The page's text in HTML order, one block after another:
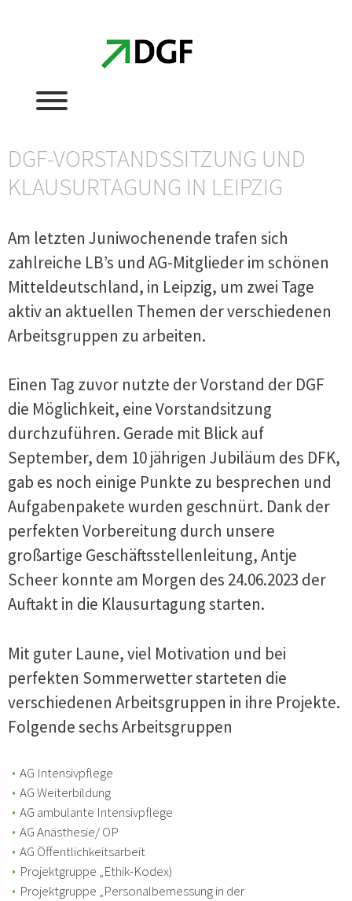
DGF-VORSTANDSSITZUNG UND
KLAUSURTAGUNG IN LEIPZIG
Am letzten Juniwochenende trafen sich
zahlreiche LB’s und AG-Mitglieder im schönen
Mitteldeutschland, in Leipzig, um zwei Tage
aktiv an aktuellen Themen der verschiedenen
Arbeitsgruppen zu arbeiten.
Einen Tag zuvor nutzte der Vorstand der DGF
die Möglichkeit, eine Vorstandsitzung
durchzuführen. Gerade mit Blick auf
September, dem 10 jährigen Jubiläum des DFK,
gab es noch einige Punkte zu besprechen und
Aufgabenpakete wurden geschnürt. Dank der
perfekten Vorbereitung durch unsere
großartige Geschäftsstellenleitung, Antje
Scheer konnte am Morgen des 24.06.2023 der
Auftakt in die Klausurtagung starten.
Mit guter Laune, viel Motivation und bei
perfekten Sommerwetter starteten die
verschiedenen Arbeitsgruppen in ihre Projekte.
Folgende sechs Arbeitsgruppen
AG Intensivpflege
AG Weiterbildung
AG ambulante Intensivpflege
AG Anästhesie/ OP
AG Öffentlichkeitsarbeit
Projektgruppe „Ethik-Kodex)
Projektgruppe „Personalbemessung in der